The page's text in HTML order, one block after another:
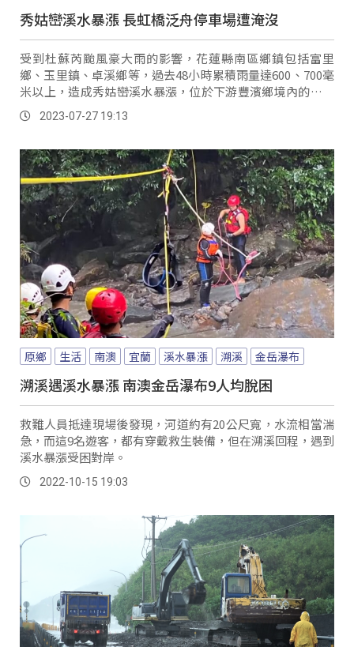
秀姑巒溪水暴漲 長虹橋泛舟停車場遭淹沒
受到杜蘇芮颱風豪大雨的影響，花蓮縣南區鄉鎮包括富里
鄉、玉里鎮、卓溪鄉等，過去48小時累積雨量達600、700毫
米以上，造成秀姑巒溪水暴漲，位於下游豐濱鄉境內的長虹
橋泛舟終點站，大型車輛停車場整片遭淹沒，東管處工作人
員一早特別拉封鎖線，防範民眾靠近河道避免發生意外。
2023-07-27 19:13
原鄉 生活 南澳 宜蘭 溪水暴漲 溯溪 金岳瀑布
溯溪遇溪水暴漲 南澳金岳瀑布9人均脫困
救難人員抵達現場後發現，河道約有20公尺寬，水流相當湍
急，而這9名遊客，都有穿戴救生裝備，但在溯溪回程，遇到
溪水暴漲受困對岸。
2022-10-15 19:03